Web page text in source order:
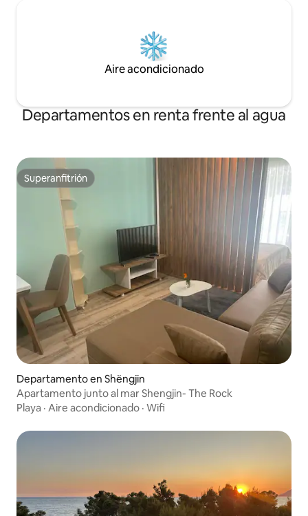
Aire acondicionado
Departamentos en renta frente al agua
Superanfitrión
Superanfitrión
Departamento en Shëngjin
Apartamento junto al mar Shengjin- The Rock
Playa · Aire acondicionado · Wifi